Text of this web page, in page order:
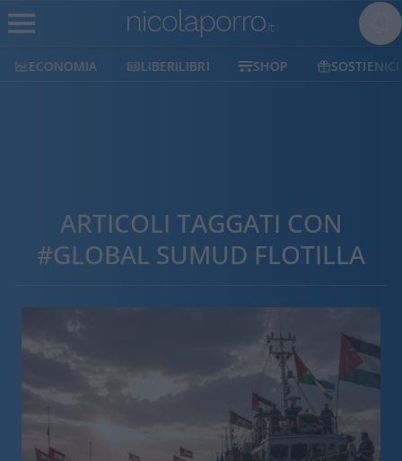
ECONOMIA LIBERILIBRI SHOP SOSTIENICI
ARTICOLI TAGGATI CON
#GLOBAL SUMUD FLOTILLA